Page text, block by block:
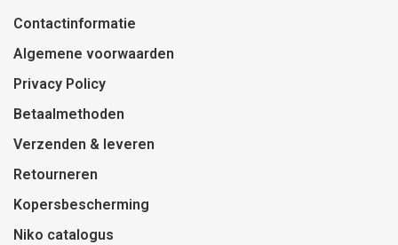
Contactinformatie
Algemene voorwaarden
Privacy Policy
Betaalmethoden
Verzenden & leveren
Retourneren
Kopersbescherming
Niko catalogus